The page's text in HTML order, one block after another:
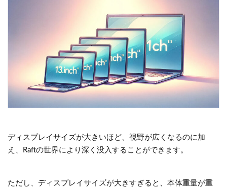
ディスプレイサイズが大きいほど、視野が広くなるのに加
え、Raftの世界により深く没入することができます。
ただし、ディスプレイサイズが大きすぎると、本体重量が重